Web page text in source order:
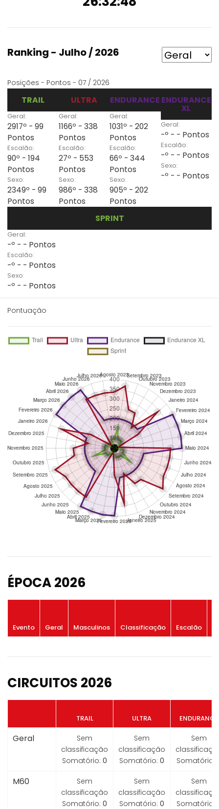
Ranking - Julho / 2026
Posições - Pontos - 07 / 2026
TRAIL
Geral:
2917º - 99
Pontos
Escalão:
90º - 194
Pontos
Sexo:
2349º - 99
Pontos
ULTRA
Geral:
1166º - 338
Pontos
Escalão:
27º - 553
Pontos
Sexo:
986º - 338
Pontos
ENDURANCE
Geral:
1031º - 202
Pontos
Escalão:
66º - 344
Pontos
Sexo:
905º - 202
Pontos
ENDURANCE
XL
Geral:
-º - - Pontos
Escalão:
-º - - Pontos
Sexo:
-º - - Pontos
SPRINT
Geral:
-º - - Pontos
Escalão:
-º - - Pontos
Sexo:
-º - - Pontos
Pontuação
ÉPOCA 2026
Evento Geral Masculinos Classificação Escalão
CIRCUITOS 2026
TRAIL ULTRA ENDURANCE
Geral
Sem
classificação
Somatório: 0
Sem
classificação
Somatório: 0
Sem
Somatório:
M60
Sem
classificação
Somatório: 0
Sem
classificação
Somatório: 0
Sem
Somatório: